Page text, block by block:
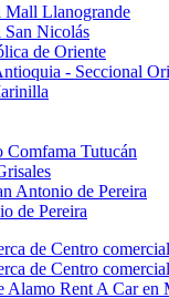
Mall Llanogrande
San Nicolás
de Oriente
- Seccional
Comfama Tutucán
Antonio de Pereira
de Pereira
de Centro
de Centro
Alamo Rent A Car en